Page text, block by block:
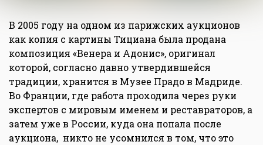
В 2005 году на одном из парижских аукционов
как копия с картины Тициана была продана
композиция «Венера и Адонис», оригинал
которой, согласно давно утвердившейся
традиции, хранится в Музее Прадо в Мадриде.
Во Франции, где работа проходила через руки
экспертов с мировым именем и реставраторов, а
затем уже в России, куда она попала после
аукциона, никто не усомнился в том, что это